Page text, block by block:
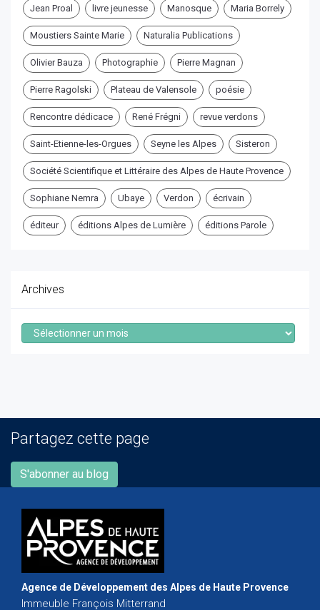
Jean Proal livre jeunesse Manosque Maria Borrely
Moustiers Sainte Marie Naturalia Publications
Olivier Bauza Photographie Pierre Magnan
Pierre Ragolski Plateau de Valensole poésie
Rencontre dédicace René Frégni revue verdons
Saint-Etienne-les-Orgues Seyne les Alpes Sisteron
Société Scientifique et Littéraire des Alpes de Haute Provence
Sophiane Nemra Ubaye Verdon écrivain
éditeur éditions Alpes de Lumière éditions Parole
Archives
Archives
Partagez cette page
S'abonner au blog
Agence de Développement des Alpes de Haute Provence
Immeuble François Mitterrand